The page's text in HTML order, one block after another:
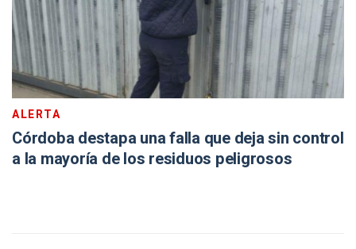
ALERTA
Córdoba destapa una falla que deja sin control
a la mayoría de los residuos peligrosos